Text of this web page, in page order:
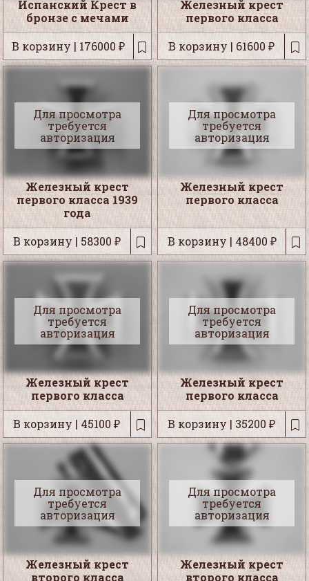
Испанский Крест в
бронзе с мечами
В корзину | 176000 ₽
Железный крест
первого класса
В корзину | 61600 ₽
Для просмотра
требуется
авторизация
Железный крест
первого класса 1939
года
В корзину | 58300 ₽
Для просмотра
требуется
авторизация
Железный крест
первого класса
В корзину | 48400 ₽
Для просмотра
требуется
авторизация
Железный крест
первого класса
В корзину | 45100 ₽
Для просмотра
требуется
авторизация
Железный крест
первого класса
В корзину | 35200 ₽
Для просмотра
требуется
авторизация
Железный крест
второго класса
Для просмотра
требуется
авторизация
Железный крест
второго класса